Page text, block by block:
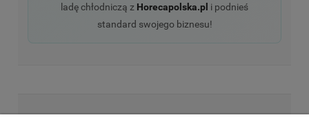
ladę chłodniczą z Horecapolska.pl i podnieś
standard swojego biznesu!